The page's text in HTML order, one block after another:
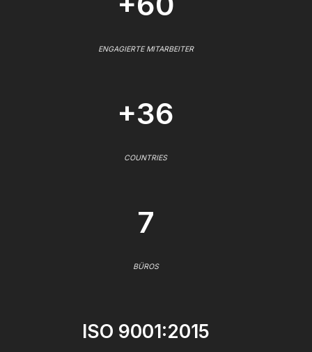
ENGAGIERTE MITARBEITER
+36
COUNTRIES
7
BÜROS
ISO 9001:2015